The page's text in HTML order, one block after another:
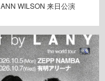
ANN WILSON 来日公演